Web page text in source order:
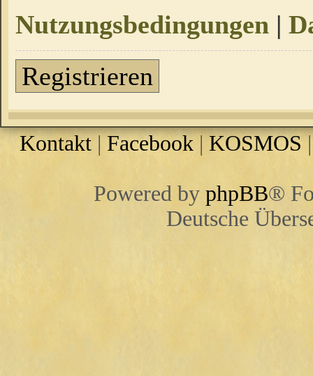
Nutzungsbedingungen |
Registrieren
Kontakt | Facebook |KOSMOS
Powered by phpBB®
Deutsche